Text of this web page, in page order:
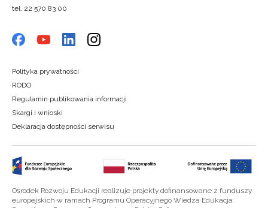
tel. 22 570 83 00
Polityka prywatności
RODO
Regulamin publikowania informacji
Skargi i wnioski
Deklaracja dostępności serwisu
Ośrodek Rozwoju Edukacji realizuje projekty dofinansowane z funduszy
europejskich w ramach Programu Operacyjnego Wiedza Edukacja